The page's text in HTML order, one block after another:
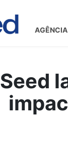
Seed